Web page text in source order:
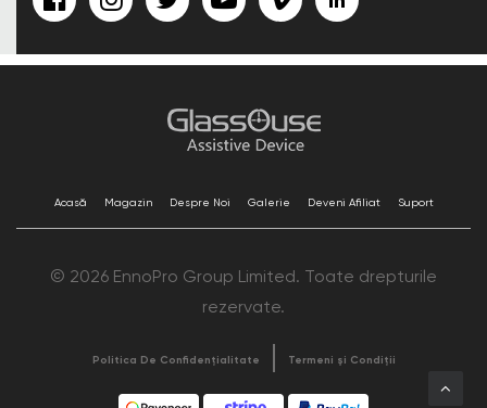
Acasă Magazin Despre Noi Galerie Deveni Afiliat Suport
© 2026 EnnoPro Group Limited. Toate drepturile
rezervate.
Politica De Confidențialitate Termeni și Condiții